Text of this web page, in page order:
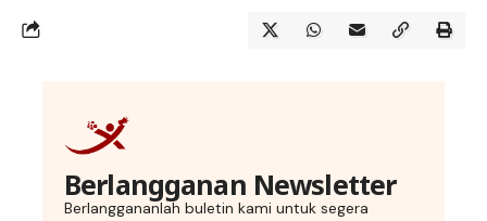
Berlangganan Newsletter
Berlanggananlah buletin kami untuk segera